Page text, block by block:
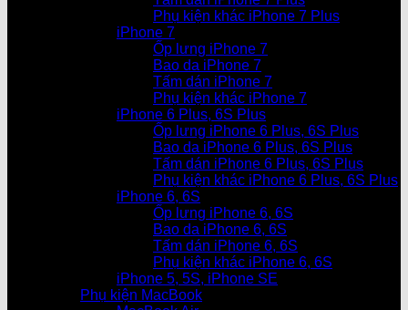
Phụ kiện khác iPhone 7 Plus
iPhone 7
Ốp lưng iPhone 7
Bao da iPhone 7
Tấm dán iPhone 7
Phụ kiện khác iPhone 7
iPhone 6 Plus, 6S Plus
Ốp lưng iPhone 6 Plus, 6S Plus
Bao da iPhone 6 Plus, 6S Plus
Tấm dán iPhone 6 Plus, 6S Plus
Phụ kiện khác iPhone 6 Plus, 6S Plus
iPhone 6, 6S
Ốp lưng iPhone 6, 6S
Bao da iPhone 6, 6S
Tấm dán iPhone 6, 6S
Phụ kiện khác iPhone 6, 6S
iPhone 5, 5S, iPhone SE
Phụ kiện MacBook